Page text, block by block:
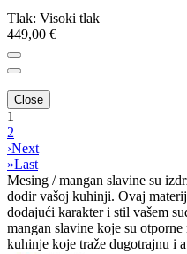
Tlak: Visoki tlak
449,00 €
Close
1
2
›Next
»Last
Mesing / mangan slavine su
dodir vašoj kuhinji. Ovaj
dodajući karakter i stil vašem
mangan slavine koje su
kuhinje koje traže dugotrajnu i